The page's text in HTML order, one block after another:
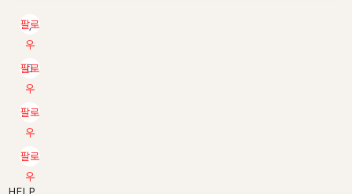
팔로
우
팔로
우
팔로
우
팔로
우
HELP